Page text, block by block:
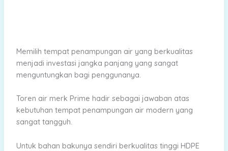
Memilih tempat penampungan air yang berkualitas
menjadi investasi jangka panjang yang sangat
menguntungkan bagi penggunanya.
Toren air merk Prime hadir sebagai jawaban atas
kebutuhan tempat penampungan air modern yang
sangat tangguh.
Untuk bahan bakunya sendiri berkualitas tinggi HDPE